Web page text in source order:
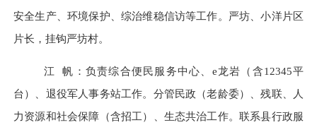
安全生产、环境保护、综治维稳信访等工作。严坊、小洋片区
片长，挂钩严坊村。
江 帆：负责综合便民服务中心、 e龙岩（含12345平
台）、退役军人事务站工作。分管民政（老龄委）、残联、人
力资源和社会保障（含招工）、生态共治工作。联系县行政服